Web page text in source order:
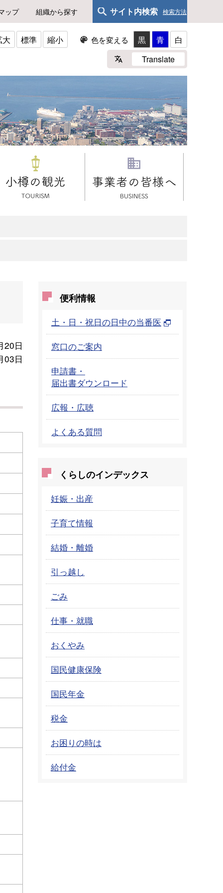
ップ 組織から探す サイト内検索 検索方法
大 標準 縮小 色を変える 黒 青
白
Translate
20日
03日
便利情報
土・日・祝日の日中の当番医
窓口のご案内
申請書・
届出書ダウンロード
広報・広聴
よくある質問
くらしのインデックス
妊娠・出産
子育て情報
結婚・離婚
引っ越し
ごみ
仕事・就職
おくやみ
国民健康保険
国民年金
税金
お困りの時は
給付金